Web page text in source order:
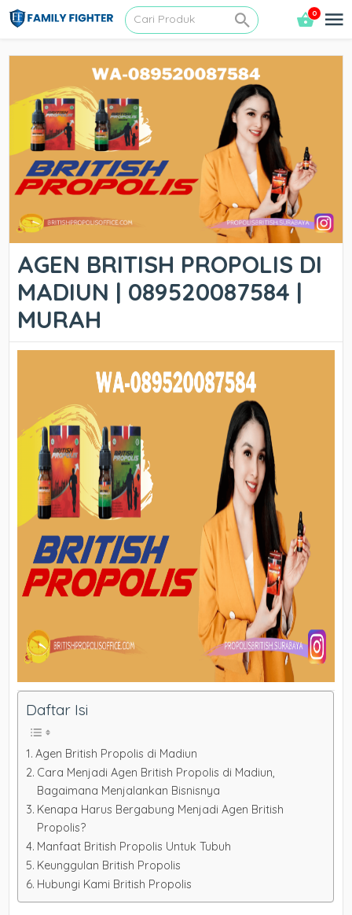
0
AGEN BRITISH PROPOLIS DI
MADIUN | 089520087584 |
MURAH
Daftar Isi
Agen British Propolis di Madiun
Cara Menjadi Agen British Propolis di Madiun,
Bagaimana Menjalankan Bisnisnya
Kenapa Harus Bergabung Menjadi Agen British
Propolis?
Manfaat British Propolis Untuk Tubuh
Keunggulan British Propolis
Hubungi Kami British Propolis